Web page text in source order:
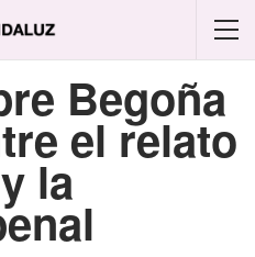
Begoña
el relato
la